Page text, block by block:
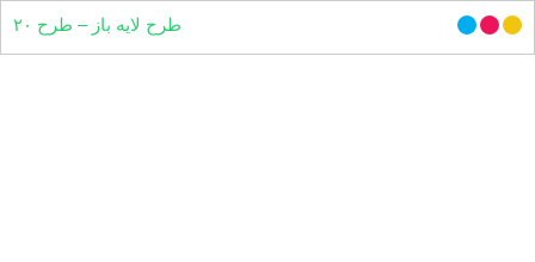
طرح لایه باز – طرح ۲۰